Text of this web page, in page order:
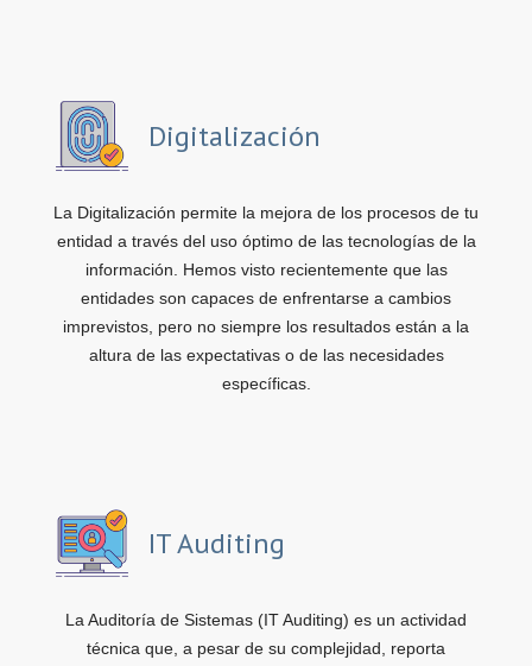
Digitalización
La Digitalización permite la mejora de los procesos de tu
entidad a través del uso óptimo de las tecnologías de la
información. Hemos visto recientemente que las
entidades son capaces de enfrentarse a cambios
imprevistos, pero no siempre los resultados están a la
altura de las expectativas o de las necesidades
específicas.
IT Auditing
La Auditoría de Sistemas (IT Auditing) es un actividad
técnica que, a pesar de su complejidad, reporta